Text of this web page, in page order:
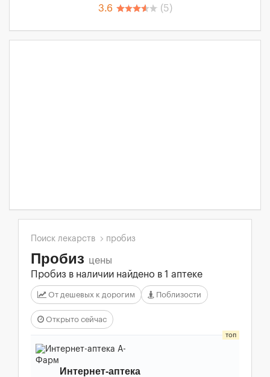
3.6 (5)
Поиск лекарств пробиз
Пробиз цены
Пробиз в наличии найдено в 1 аптеке
От дешевых к дорогим Поблизости
Открыто сейчас
Интернет-аптека